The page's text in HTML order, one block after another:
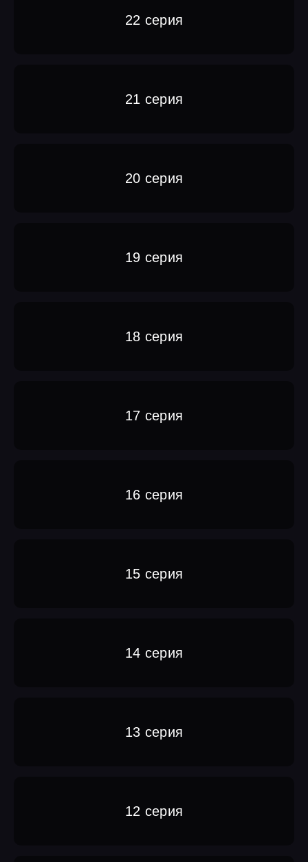
22 серия
21 серия
20 серия
19 серия
18 серия
17 серия
16 серия
15 серия
14 серия
13 серия
12 серия